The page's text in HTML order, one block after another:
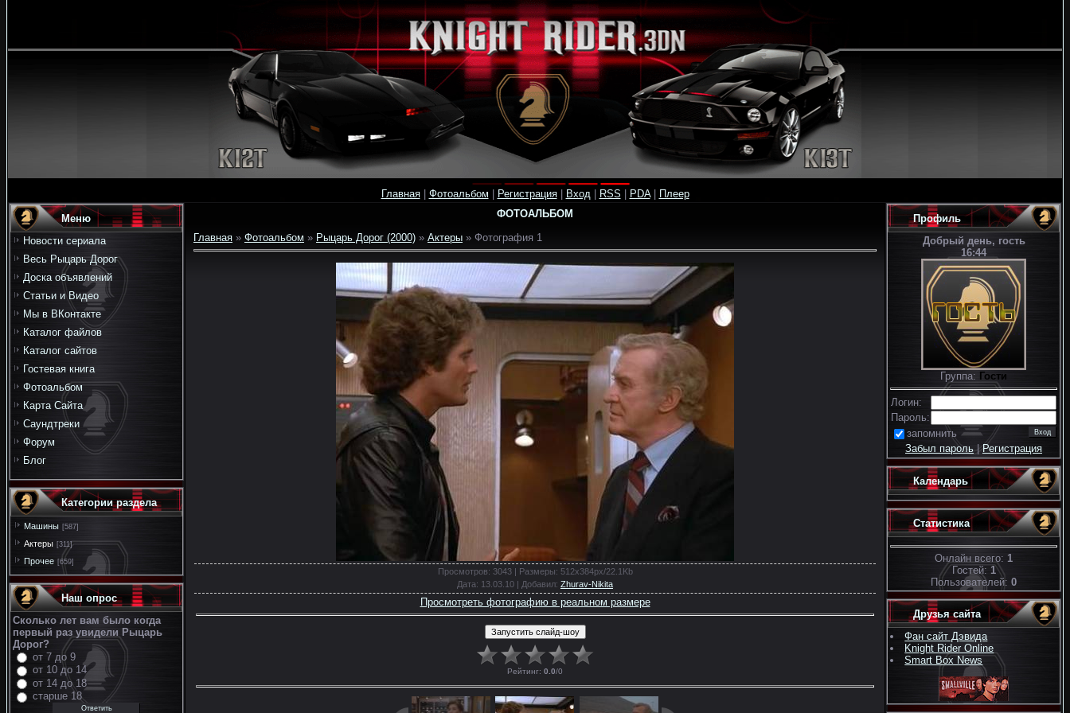
Главная| Фотоальбом Регистрация| Вход| RSS PDA| Плеер
Меню
Новости сериала
Весь Рыцарь Дорог
Доска объявлений
Статьи и Видео
Мы в ВКонтакте
Каталог файлов
Каталог сайтов
Гостевая книга
Фотоальбом
Карта Сайта
Саундтреки
Форум
Блог
Категории раздела
Машины [587]
Актеры [311]
Прочее [659]
Наш опрос
Сколько лет вам было когда
первый раз увидели Рыцарь
Дорог?
от 7 до 9
от 10 до 14
от 14 до 18
старше 18
ФОТОАЛЬБОМ
Главная » Фотоальбом » Рыцарь Дорог (2000) » Актеры » Фотография 1
Просмотров: 3043 | Размеры: 512x384px/22.1Kb
Дата: 13.03.10 | Добавил: Zhurav-Nikita
Просмотреть фотографию в реальном размере
Рейтинг: 0.0/0
Профиль
Добрый день, гость
16:44
Группа: Гости
Логин:
Пароль:
запомнить
Забыл пароль|Регистрация
Календарь
Статистика
Онлайн всего: 1
Гостей: 1
Пользователей: 0
Друзья сайта
Фан сайт Дэвида
Knight Rider Online
Smart Box News